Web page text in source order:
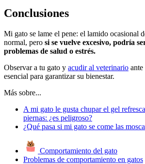
Conclusiones
Mi gato se lame el pene: el lamido ocasional
normal, pero si se vuelve excesivo, podría
problemas de salud o estrés.
Observar a tu gato y acudir al veterinario
esencial para garantizar su bienestar.
Más sobre...
A mi gato le gusta chupar el gel
piernas: ¿es peligroso?
¿Qué pasa si mi gato se come las
Comportamiento del gato
Problemas de comportamiento en gatos